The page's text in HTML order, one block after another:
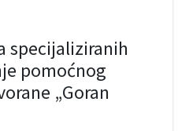
specijaliziranih
pomoćnog
„Goran